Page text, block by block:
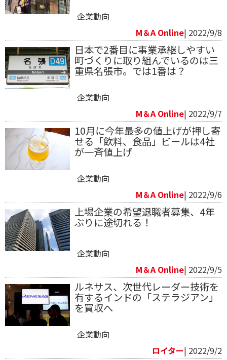
企業動向
M＆A Online| 2022/9/8
日本で2番目に事業承継しやすい
町づくりに取り組んでいるのは三
重県名張市。では1番は？
企業動向
M＆A Online| 2022/9/7
10月に今年最多の値上げが押し寄
せる「飲料、 食品」ビールは4社
が一斉値上げ
企業動向
M＆A Online| 2022/9/6
上場企業の希望退職者募集、4年
ぶりに途切れる！
企業動向
M＆A Online| 2022/9/5
ルネサス、次世代レーダー技術を
有するインドの「ステラジアン」
を買収へ
企業動向
ロイター| 2022/9/2